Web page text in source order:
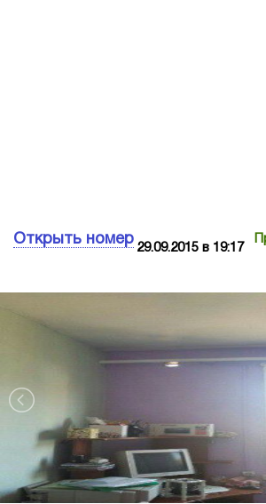
Открыть номер
29.09.2015 в 19:17